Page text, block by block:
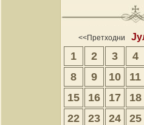
<<Претходни
1 2 3 4
8
9 10 11
15
16 17 18
22
23 24 25